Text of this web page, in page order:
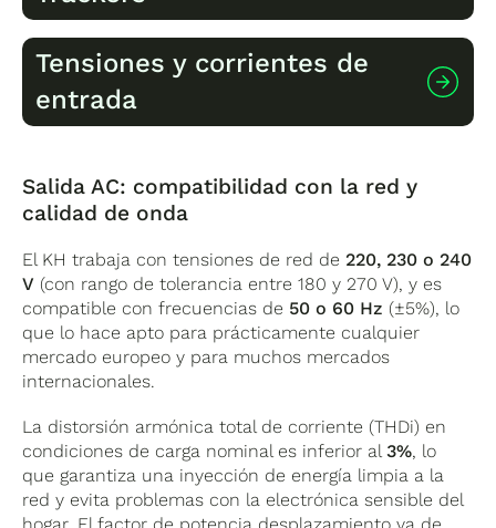
El Fox ESS KH incorpora entretres y cuatro
rastreadores MPPT independientes
permite trabajar con hasta cuatro strings de
distintas sin que uno penalice al otro.
Tensiones y corrientes de
entrada
El rango de tensión MPPT del KH se sitúa entre
los80 y 500 V DC
máxima de entrada en el generador
fotovoltaico puede llegar hasta los 600 V DC
en función del modelo. La corriente máxima de
entrada por tracker es de16 A(ISC máxima de
20 A), lo que lo hace compatible con
prácticamente todos los módulos de alta
mercado, incluidos los módulos de formato
grande con células de media celda o TOPCon.
La potencia máxima de array admitida varía
según el modelo: desde los15.000 Wpdel KH7
Salida AC: compatibilidad con la red y
calidad de onda
El KH trabaja con tensiones de red de 220, 230 o 240
V (con rango de tolerancia entre 180 y 270 V), y es
compatible con frecuencias de 50 o 60 Hz (±5%), lo
que lo hace apto para prácticamente cualquier
mercado europeo y para muchos mercados
internacionales.
La distorsión armónica total de corriente (THDi) en
condiciones de carga nominal es inferior al3%, lo
que garantiza una inyección de energía limpia a la
red y evita problemas con la electrónica sensible del